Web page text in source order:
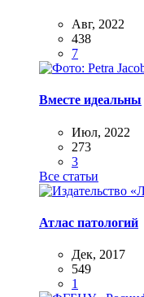
Авг, 2022
438
7
Вместе идеальны
Июл, 2022
273
3
Все статьи
Атлас патологий
Дек, 2017
549
1